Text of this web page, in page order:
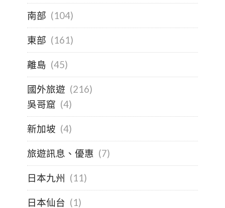
南部 (104)
東部 (161)
離島 (45)
國外旅遊 (216)
吳哥窟 (4)
新加坡 (4)
旅遊訊息、優惠 (7)
日本九州 (11)
日本仙台 (1)